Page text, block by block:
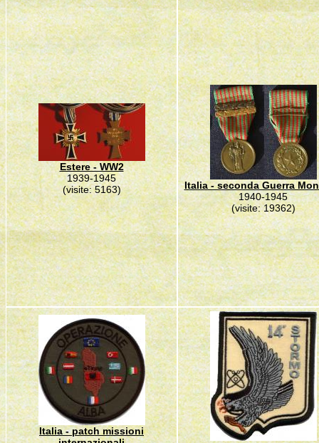
Estere - WW2
1939-1945
(visite: 5163)
Italia - seconda Guerra
1940-1945
(visite: 19362)
Italia - patch missioni